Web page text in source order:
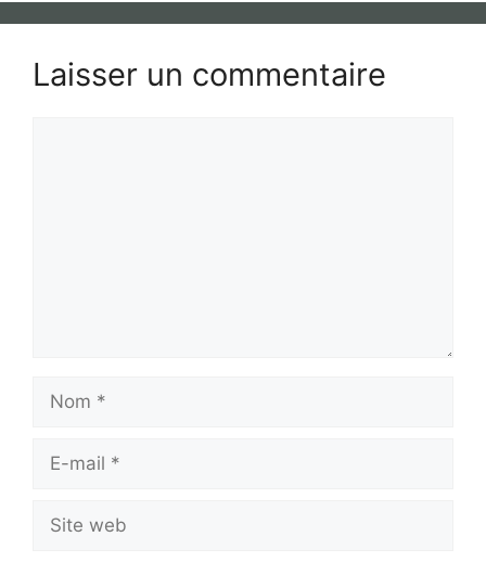
Laisser un commentaire
mail
web